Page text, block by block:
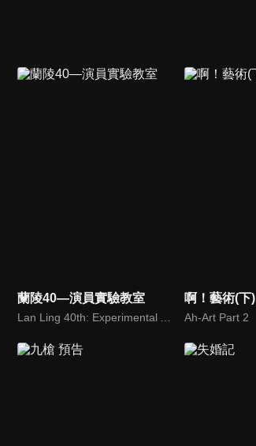
蘭陵40—演員實驗教室 啊！藝術(下)
Ah-Art Part 2